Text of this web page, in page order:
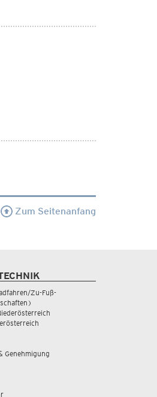
Zum Seitenanfang
Zu-Fuß-
Genehmigung